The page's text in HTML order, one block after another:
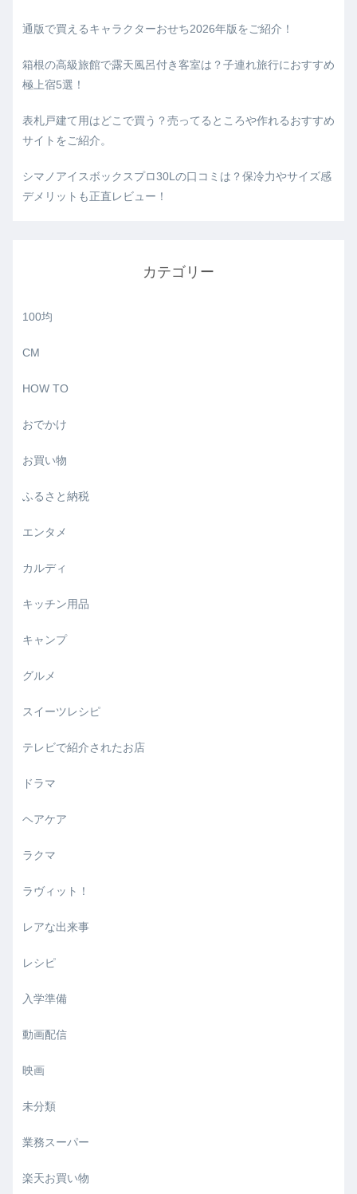
通版で買えるキャラクターおせち2026年版をご紹介！
箱根の高級旅館で露天風呂付き客室は？子連れ旅行におすすめ
極上宿5選！
表札戸建て用はどこで買う？売ってるところや作れるおすすめ
サイトをご紹介。
シマノアイスボックスプロ30Lの口コミは？保冷力やサイズ感
デメリットも正直レビュー！
カテゴリー
100均
CM
HOW TO
おでかけ
お買い物
ふるさと納税
エンタメ
カルディ
キッチン用品
キャンプ
グルメ
スイーツレシピ
テレビで紹介されたお店
ドラマ
ヘアケア
ラクマ
ラヴィット！
レアな出来事
レシピ
入学準備
動画配信
映画
未分類
業務スーパー
楽天お買い物